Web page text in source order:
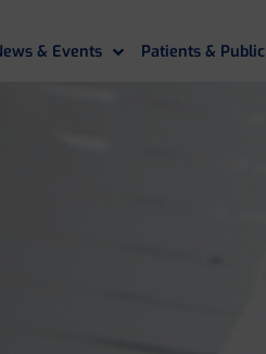
& Events Patients & Public